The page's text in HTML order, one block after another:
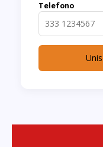
Telefono